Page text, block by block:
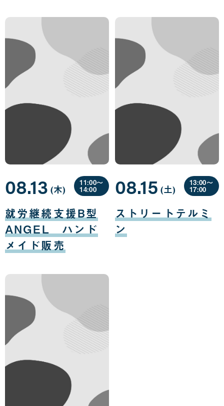
就労継続支援B型
ANGEL ハンド
メイド販売
08.13
月
13
日
(木曜
日
)
11:00〜
14:00
ストリートテルミ
ン
08.15
月
15
日
(土曜
日
)
13:00〜
17:00